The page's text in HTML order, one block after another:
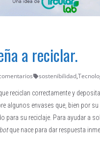
a reciclar.
sostenibilidad,
reciclan correctamente y
algunos envases que, bien por
para su reciclaje. Para ayudar a
que nace para dar respuesta